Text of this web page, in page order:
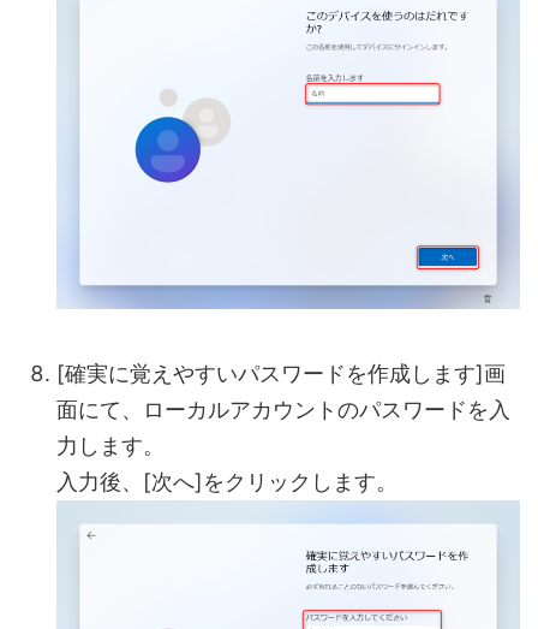
[確実に覚えやすいパスワードを作成します]画
面にて、ローカルアカウントのパスワードを入
力します。
入力後、[次へ]をクリックします。